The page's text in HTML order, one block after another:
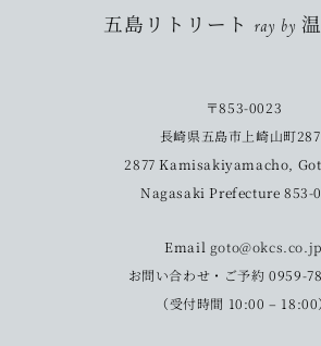
五島リトリート ray by
〒853-0023
長崎県五島市上崎山町
2877 Kamisakiyamacho,
Nagasaki Prefecture 853-
Email goto@okcs.co.jp
お問い合わせ・ご予約 0959-
（受付時間 10:00 – 18:00